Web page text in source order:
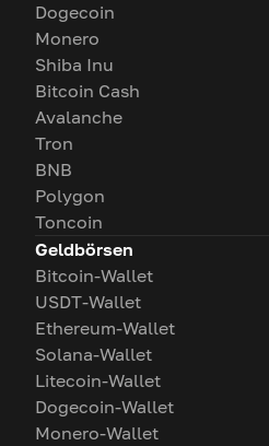
Dogecoin
Monero
Shiba Inu
Bitcoin Cash
Avalanche
Tron
BNB
Polygon
Toncoin
Geldbörsen
Bitcoin-Wallet
USDT-Wallet
Ethereum-Wallet
Solana-Wallet
Litecoin-Wallet
Dogecoin-Wallet
Monero-Wallet